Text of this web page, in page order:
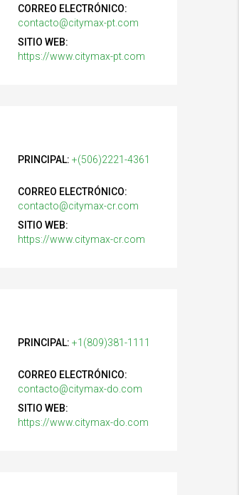
CORREO ELECTRÓNICO:
contacto@citymax-pt.com
SITIO WEB:
https://www.citymax-pt.com
PRINCIPAL: +(506)2221-4361
CORREO ELECTRÓNICO:
contacto@citymax-cr.com
SITIO WEB:
https://www.citymax-cr.com
PRINCIPAL: +1(809)381-1111
CORREO ELECTRÓNICO:
contacto@citymax-do.com
SITIO WEB:
https://www.citymax-do.com